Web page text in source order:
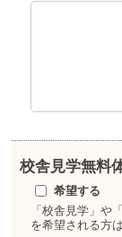
校舎見学無料
希望する
「校舎見学」や
を希望される方